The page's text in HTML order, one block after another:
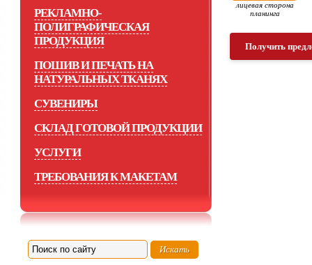
РЕКЛАМНО-
ПОЛИГРАФИЧЕСКАЯ
ПРОДУКЦИЯ
ПОШИВ И ПЕЧАТЬ НА
НАТУРАЛЬНЫХ ТКАНЯХ
СУВЕНИРЫ
СКЛАД ГОТОВОЙ ПРОДУКЦИИ
УСЛУГИ
ТРЕБОВАНИЯ К МАКЕТАМ
лицевая сторона
планинга
Получить